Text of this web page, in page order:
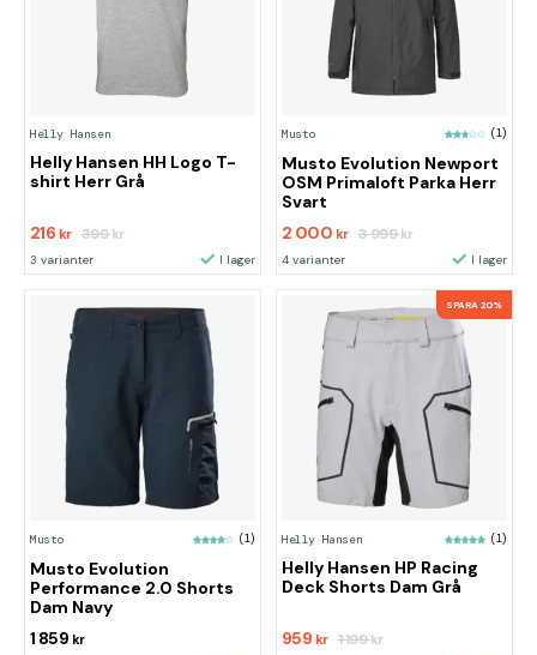
Helly Hansen
Helly Hansen HH Logo T-
shirt Herr Grå
216 kr 399kr
3 varianter I lager
Musto (1)
Musto Evolution Newport
OSM Primaloft Parka Herr
Svart
2 000 kr 3 999kr
4 varianter I lager
Musto (1)
Musto Evolution
Performance 2.0 Shorts
Dam Navy
1 859 kr
SPARA 20%
Helly Hansen (1)
Helly Hansen HP Racing
Deck Shorts Dam Grå
959 kr 1 199kr